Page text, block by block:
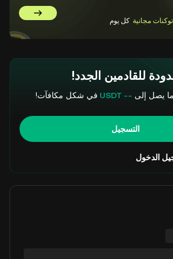
مجانية كل يوم انتقل إلى GemSlot
للقادمين الجدد!
ما يصل إلى -- USDT في شكل مكافآت!
التسجيل
الدخول